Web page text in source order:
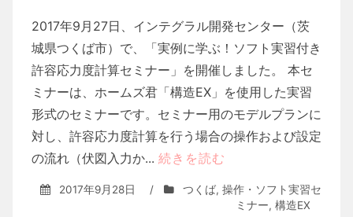
2017年9月27日、インテグラル開発センター（茨
城県つくば市）で、「実例に学ぶ！ソフト実習付き
許容応力度計算セミナー」を開催しました。 本セ
ミナーは、ホームズ君「構造EX」を使用した実習
形式のセミナーです。セミナー用のモデルプランに
対し、許容応力度計算を行う場合の操作および設定
の流れ（伏図入力か... 続きを読む
2017年9月28日 / つくば, 操作・ソフト実習セ
ミナー,構造EX